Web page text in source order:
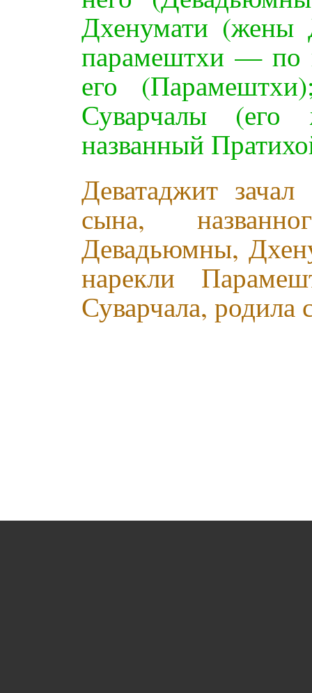
Дхенумати
парамештхи — по
его
Суварчалы
названный
Деватаджит
сына,
Девадьюмны,
нарекли
Суварчала,